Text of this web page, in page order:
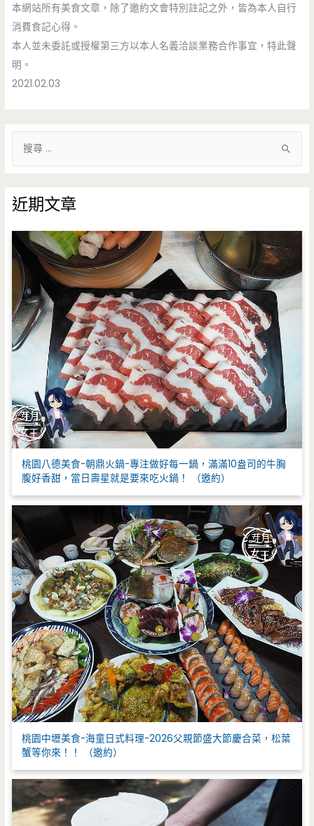
本網站所有美食文章，除了邀約文會特別註記之外，皆為本人自行
消費食記心得。
本人並未委託或授權第三方以本人名義洽談業務合作事宜，特此聲
明。
2021.02.03
鍵
字
:
近期文章
桃園八德美食-朝鼎火鍋-專注做好每一鍋，滿滿10盎司的牛胸
腹好香甜，當日壽星就是要來吃火鍋！ （邀約）
桃園中壢美食-海童日式料理-2026父親節盛大節慶合菜，松葉
蟹等你來！！ （邀約）